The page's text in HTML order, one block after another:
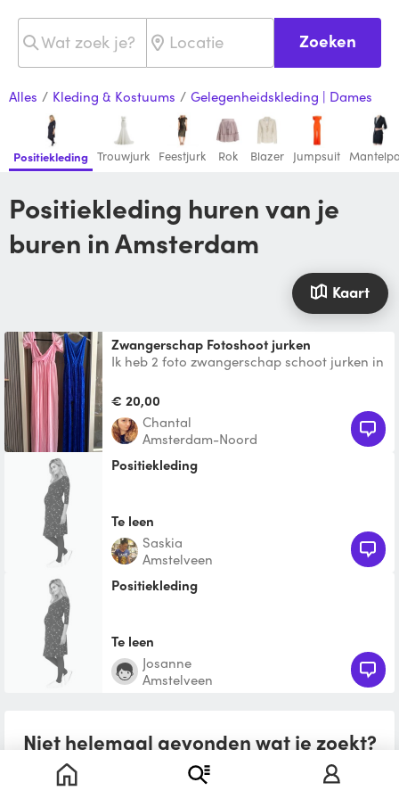
Zoeken
Alles / Kleding & Kostuums / Gelegenheidskleding | Dames
Positiekleding Trouwjurk Feestjurk Rok Blazer Jumpsuit
Positiekleding huren van je
buren in Amsterdam
Kaart
Zwangerschap Fotoshoot jurken
Ik heb 2 foto zwangerschap schoot jurken in
heb een roze j
€ 20,00
Chantal
Amsterdam-Noord
Positiekleding
Te leen
saskia
Amstelveen
Positiekleding
Te leen
Josanne
Amstelveen
Niet helemaal gevonden wat je zoekt?